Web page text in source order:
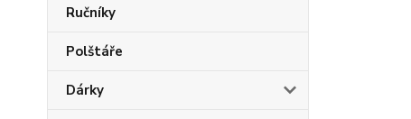
Ručníky
Polštáře
Dárky